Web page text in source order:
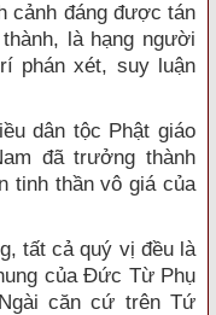
cảnh đáng được tán
là hạng người
phán xét, suy luận
dân tộc Phật giáo
đã trưởng thành
tinh thần vô giá của
tất cả quý vị đều là
của Đức Từ Phụ
căn cứ trên Tứ